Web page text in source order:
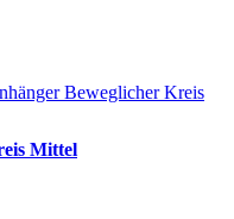
Mittel